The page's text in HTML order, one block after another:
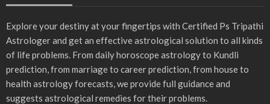
Explore your destiny at your fingertips with Certified Ps Tripathi
Astrologer and get an effective astrological solution to all kinds
of life problems. From daily horoscope astrology to Kundli
prediction, from marriage to career prediction, from house to
health astrology forecasts, we provide full guidance and
suggests astrological remedies for their problems.